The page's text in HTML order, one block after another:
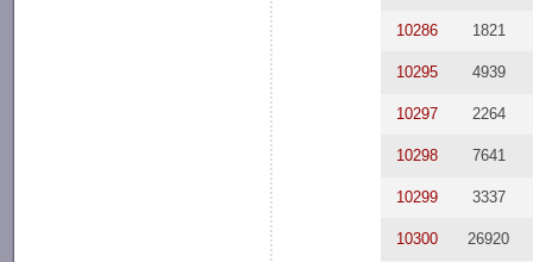
10286 1821
10295 4939
10297 2264
10298 7641
10299 3337
10300 26920